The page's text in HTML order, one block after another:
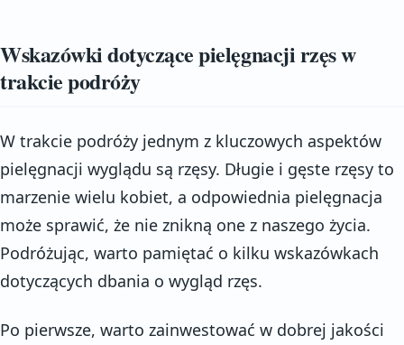
Wskazówki dotyczące pielęgnacji rzęs w
trakcie podróży
W trakcie podróży jednym z kluczowych aspektów
pielęgnacji wyglądu są rzęsy. Długie i gęste rzęsy to
marzenie wielu kobiet, a odpowiednia pielęgnacja
może sprawić, że nie znikną one z naszego życia.
Podróżując, warto pamiętać o kilku wskazówkach
dotyczących dbania o wygląd rzęs.
Po pierwsze, warto zainwestować w dobrej jakości